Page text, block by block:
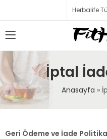
Herbalife
İptal
Anasayfa »
Geri Ödeme ve İade